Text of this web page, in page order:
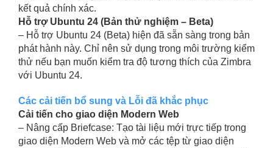
kết quả chính xác.
Hỗ trợ Ubuntu 24 (Bản thử nghiệm – Beta)
– Hỗ trợ Ubuntu 24 (Beta) hiện đã sẵn sàng trong bản
phát hành này. Chỉ nên sử dụng trong môi trường kiểm
thử nếu bạn muốn kiểm tra độ tương thích của Zimbra
với Ubuntu 24.
Các cải tiến bổ sung và Lỗi đã khắc phục
Cải tiến cho giao diện Modern Web
– Nâng cấp Briefcase: Tạo tài liệu mới trực tiếp trong
giao diện Modern Web và mở các tệp từ giao diện